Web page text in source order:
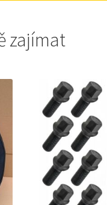
zajímat